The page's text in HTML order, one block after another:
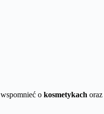
o kosmetykach oraz